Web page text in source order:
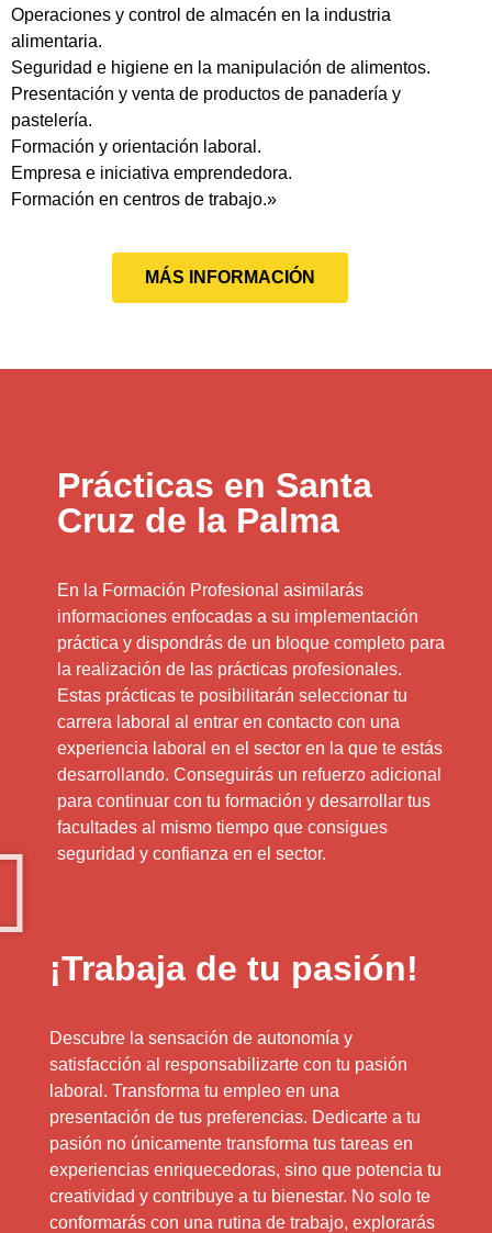
Operaciones y control de almacén en la industria
alimentaria.
Seguridad e higiene en la manipulación de alimentos.
Presentación y venta de productos de panadería y
pastelería.
Formación y orientación laboral.
Empresa e iniciativa emprendedora.
Formación en centros de trabajo.»
MÁS INFORMACIÓN
Prácticas en Santa
Cruz de la Palma
En la Formación Profesional asimilarás
informaciones enfocadas a su implementación
práctica y dispondrás de un bloque completo para
la realización de las prácticas profesionales.
Estas prácticas te posibilitarán seleccionar tu
carrera laboral al entrar en contacto con una
experiencia laboral en el sector en la que te estás
desarrollando. Conseguirás un refuerzo adicional
para continuar con tu formación y desarrollar tus
facultades al mismo tiempo que consigues
seguridad y confianza en el sector.
¡Trabaja de tu pasión!
Descubre la sensación de autonomía y
satisfacción al responsabilizarte con tu pasión
laboral. Transforma tu empleo en una
presentación de tus preferencias. Dedicarte a tu
pasión no únicamente transforma tus tareas en
experiencias enriquecedoras, sino que potencia tu
creatividad y contribuye a tu bienestar. No solo te
conformarás con una rutina de trabajo, explorarás